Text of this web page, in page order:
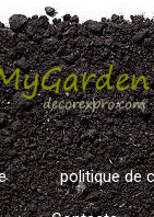
politique de